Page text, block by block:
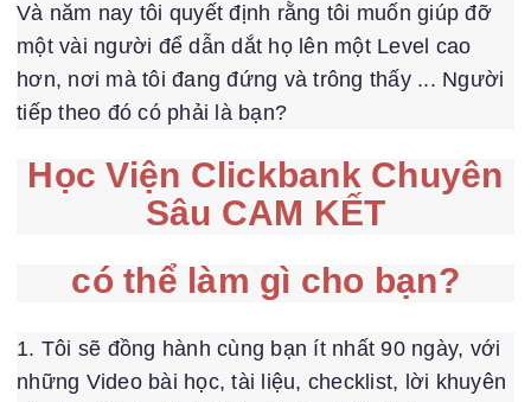
Và năm nay tôi quyết định rằng tôi muốn giúp đỡ
một vài người để dẫn dắt họ lên một Level cao
hơn, nơi mà tôi đang đứng và trông thấy ... Người
tiếp theo đó có phải là bạn?
Học Viện Clickbank Chuyên
Sâu CAM KẾT
có thể làm gì cho bạn?
1. Tôi sẽ đồng hành cùng bạn ít nhất 90 ngày, với
những Video bài học, tài liệu, checklist, lời khuyên